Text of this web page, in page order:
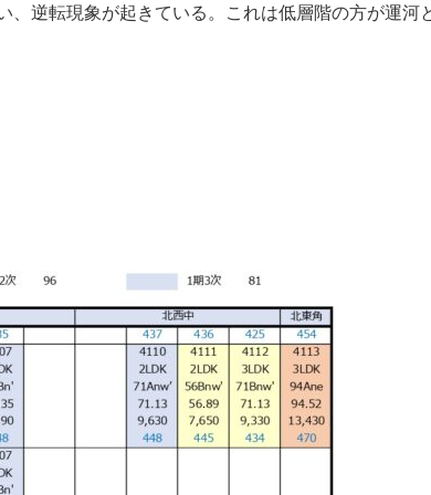
、逆転現象が起きている。これは低層階の方が運河